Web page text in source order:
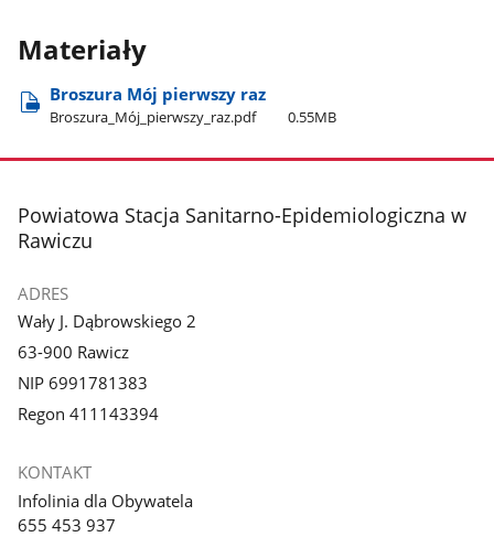
Materiały
Broszura Mój pierwszy raz
Broszura​_Mój​_pierwszy​_raz.pdf 0.55MB
stopka
Powiatowa Stacja Sanitarno-Epidemiologiczna w
Rawiczu
ADRES
Wały J. Dąbrowskiego 2
63-900 Rawicz
NIP 6991781383
Regon 411143394
KONTAKT
Infolinia dla Obywatela
655 453 937